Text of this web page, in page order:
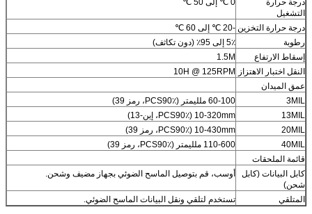
درجة حرارة
التشغيل
0 ℃ إلى 50 ℃
درجة حرارة التخزين -20 ℃ إلى 60 ℃
رطوبة
5٪ إلى 95٪ (دون تكاثف)
إسقاط الارتفاع
1.5M
النقل اختبار الاهتزاز 10H @ 125RPM
عمق الميدان
3MIL
60-100 ملليمتر (PCS90٪، رمز 39)
13MIL
10-320mm (PCS90٪، إين-13)
20MIL
10-430mm (PCS90٪، رمز 39)
40MIL
110-600 ملليمتر (PCS90٪، رمز 39)
قائمة الملحقات
كابل البيانات (كابل
شحن)
أوسب، قم بتوصيل الماسح الضوئي بجهاز مضيف وشحن.
المتلقي تستخدم لتلقي ونقل البيانات الماسح الضوئي.